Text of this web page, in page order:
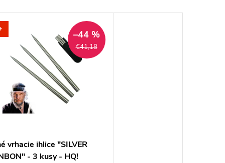
€41,18
–44 %
vrhacie ihlice "SILVER
- 3 kusy - HQ!